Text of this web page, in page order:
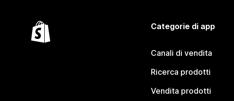
Categorie di app
Canali di vendita
Ricerca prodotti
Vendita prodotti